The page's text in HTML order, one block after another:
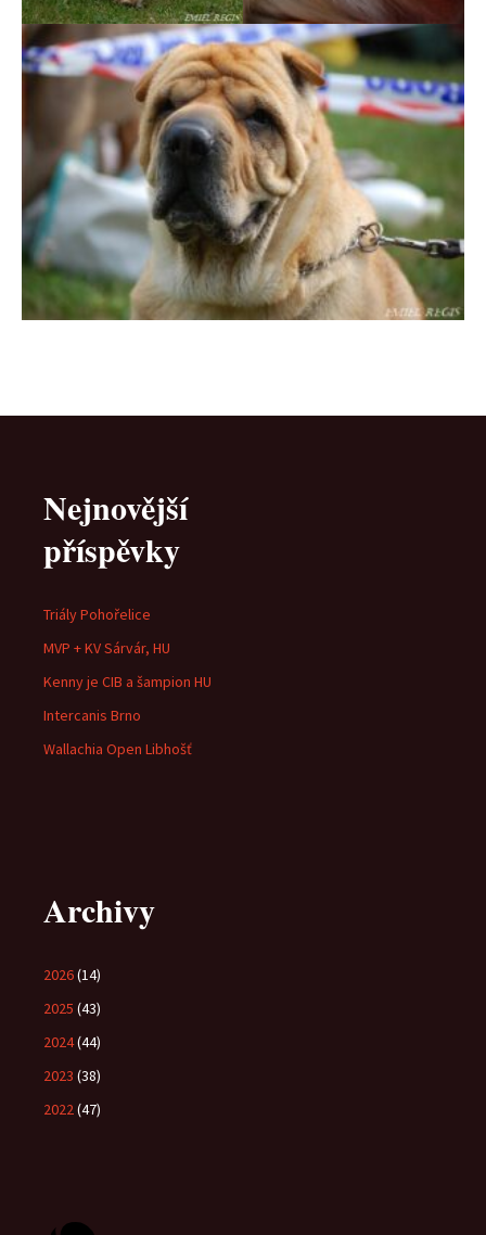
Nejnovější
příspěvky
Triály Pohořelice
MVP + KV Sárvár, HU
Kenny je CIB a šampion HU
Intercanis Brno
Wallachia Open Libhošť
Archivy
2026(14)
2025 (43)
2024(44)
2023 (38)
2022(47)